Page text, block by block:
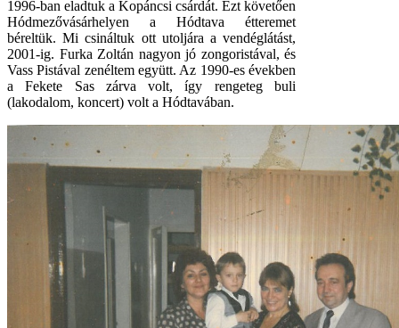
1996-ban eladtuk a Kopáncsi csárdát. Ezt követően
Hódmezővásárhelyen a Hódtava étteremet
béreltük. Mi csináltuk ott utoljára a vendéglátást,
2001-ig. Furka Zoltán nagyon jó zongoristával, és
Vass Pistával zenéltem együtt. Az 1990-es években
a Fekete Sas zárva volt, így rengeteg buli
(lakodalom, koncert) volt a Hódtavában.